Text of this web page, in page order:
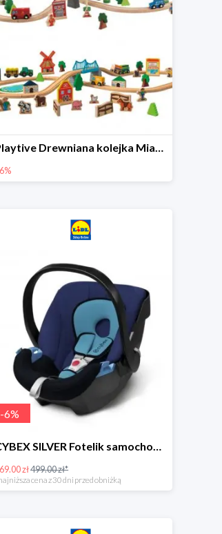
Playtive Drewniana kolejka Miasto lub Farma
-6%
CYBEX SILVER Fotelik samochodowy + dostawa gratis!
zł499.00 zł*
cena z 30 dni przed obniżką